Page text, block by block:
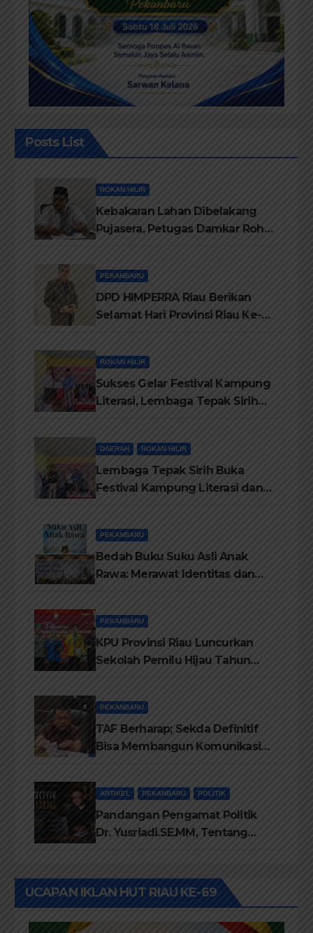
Posts List
ROKAN HILIR
Kebakaran Lahan Dibelakang
Pujasera, Petugas Damkar Rohil
PEKANBARU
DPD HIMPERRA Riau Berikan
Selamat Hari Provinsi Riau Ke-
ROKAN HILIR
Sukses Gelar Festival Kampung
Literasi, Lembaga Tepak Sirih
DAERAH ROKAN HILIR
Lembaga Tepak Sirih Buka
Festival Kampung Literasi dan
PEKANBARU
Bedah Buku Suku Asli Anak
Rawa: Merawat Identitas dan
PEKANBARU
KPU Provinsi Riau Luncurkan
Sekolah Pemilu Hijau Tahun
Lingkungan
PEKANBARU
TAF Berharap; Sekda Definitif
Bisa Membangun Komunikasi
ARTIKEL PEKANBARU POLITIK
Pandangan Pengamat Politik
Dr. Yusriadi.SE.MM, Tentang
UCAPAN IKLAN HUT RIAU KE-69